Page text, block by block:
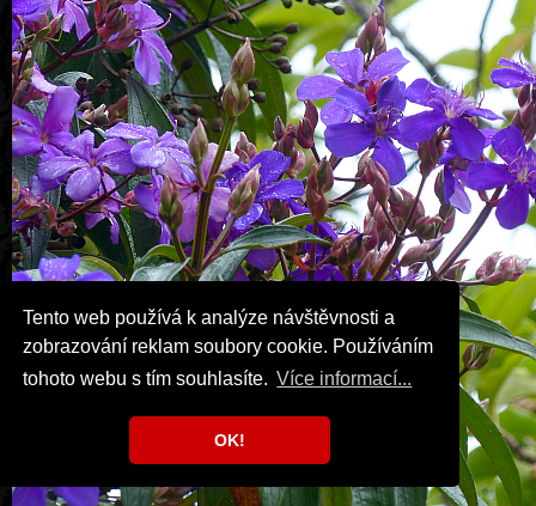
Tento web používá k analýze návštěvnosti a
zobrazování reklam soubory cookie. Používáním
tohoto webu s tím souhlasíte. Více informací...
OK!